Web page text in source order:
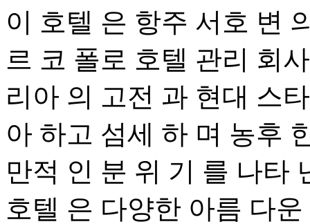
이 호텔 은 항주 서호 변
르 코 폴로 호텔 관리 회
리아 의 고전 과 현대 스
아 하고 섬세 하 며 농후
만적 인 분 위 기 를 나타
호텔 은 다양한 아름 다